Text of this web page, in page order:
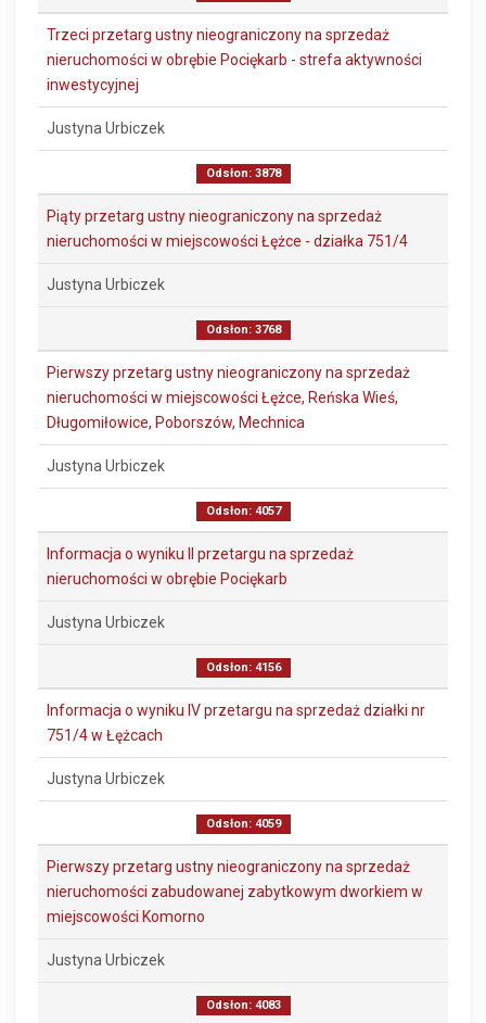
Trzeci przetarg ustny nieograniczony na sprzedaż
nieruchomości w obrębie Pociękarb - strefa aktywności
inwestycyjnej
Justyna Urbiczek
Odsłon: 3878
Piąty przetarg ustny nieograniczony na sprzedaż
nieruchomości w miejscowości Łężce - działka 751/4
Justyna Urbiczek
Odsłon: 3768
Pierwszy przetarg ustny nieograniczony na sprzedaż
nieruchomości w miejscowości Łężce, Reńska Wieś,
Długomiłowice, Poborszów, Mechnica
Justyna Urbiczek
Odsłon: 4057
Informacja o wyniku II przetargu na sprzedaż
nieruchomości w obrębie Pociękarb
Justyna Urbiczek
Odsłon: 4156
Informacja o wyniku IV przetargu na sprzedaż działki nr
751/4 w Łężcach
Justyna Urbiczek
Odsłon: 4059
Pierwszy przetarg ustny nieograniczony na sprzedaż
nieruchomości zabudowanej zabytkowym dworkiem w
miejscowości Komorno
Justyna Urbiczek
Odsłon: 4083